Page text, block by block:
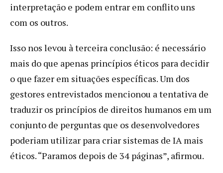
interpretação e podem entrar em conflito uns
com os outros.
Isso nos levou à terceira conclusão: é necessário
mais do que apenas princípios éticos para decidir
o que fazer em situações específicas. Um dos
gestores entrevistados mencionou a tentativa de
traduzir os princípios de direitos humanos em um
conjunto de perguntas que os desenvolvedores
poderiam utilizar para criar sistemas de IA mais
éticos. “Paramos depois de 34 páginas”, afirmou.